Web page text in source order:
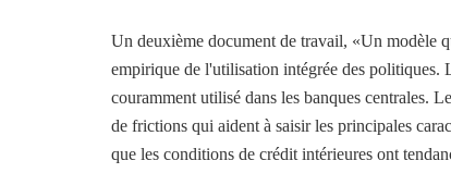
Un deuxième document de travail, «Un modèle
empirique de l'utilisation intégrée des politiques.
couramment utilisé dans les banques centrales.
de frictions qui aident à saisir les principales
que les conditions de crédit intérieures ont